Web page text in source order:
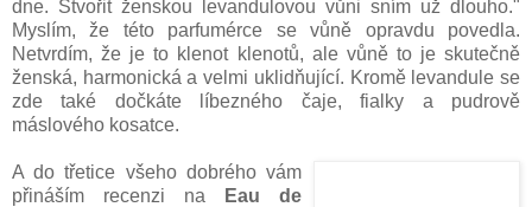
dne. Stvořit ženskou levandulovou vůni sním už dlouho."
Myslím, že této parfumérce se vůně opravdu povedla.
Netvrdím, že je to klenot klenotů, ale vůně to je skutečně
ženská, harmonická a velmi uklidňující. Kromě levandule se
zde také dočkáte líbezného čaje, fialky a pudrově
máslového kosatce.
A do třetice všeho dobrého vám
přináším recenzi na
Eau de